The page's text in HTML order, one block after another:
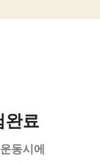
완료
동시에